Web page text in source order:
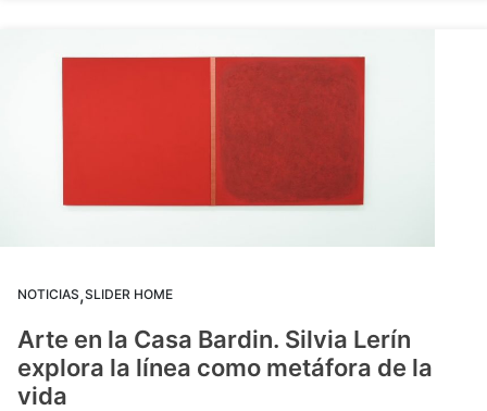
NOTICIAS,SLIDER HOME
Arte en la Casa Bardin. Silvia Lerín
explora la línea como metáfora de la
vida